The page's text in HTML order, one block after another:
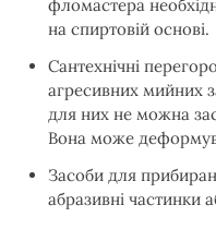
фломастера
на спиртовій основі.
Сантехнічні
агресивних мийних
для них не можна
Вона може
Засоби для
абразивні частинки